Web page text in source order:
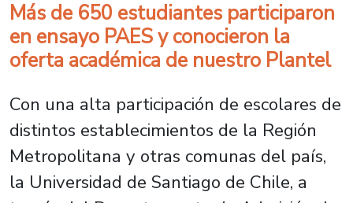
Más de 650 estudiantes participaron
en ensayo PAES y conocieron la
oferta académica de nuestro Plantel
Con una alta participación de escolares de
distintos establecimientos de la Región
Metropolitana y otras comunas del país,
la Universidad de Santiago de Chile, a